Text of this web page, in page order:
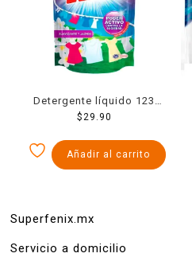
Detergente líquido 123
maxi poder con suavizante
$29.90
Añadir al carrito
Superfenix.mx
Servicio a domicilio